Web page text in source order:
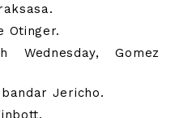
Otinger.
Wednesday, Gomez
Jericho.